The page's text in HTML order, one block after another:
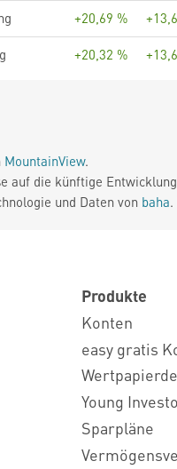
+20,69 %
+20,32 %
MountainView.
auf die künftige
und Daten von baha
Produkte
Konten
easy gratis
Young
Sparpläne